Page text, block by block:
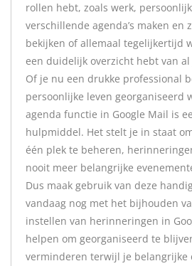
rollen hebt, zoals werk,
verschillende agenda’s maken en
bekijken of allemaal tegelijkertijd
een duidelijk overzicht hebt van
Of je nu een drukke professional
persoonlijke leven georganiseerd
agenda functie in Google Mail is
hulpmiddel. Het stelt je in staat
één plek te beheren,
nooit meer belangrijke
Dus maak gebruik van deze
vandaag nog met het bijhouden
instellen van herinneringen in
helpen om georganiseerd te
verminderen terwijl je belangrijke